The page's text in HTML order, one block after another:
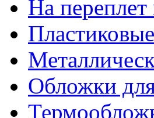
На
Обложки